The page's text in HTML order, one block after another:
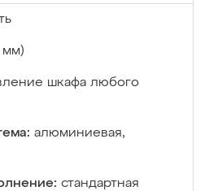
мм)
шкафа любого
алюминиевая,
стандартная